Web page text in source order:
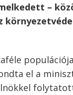
–
el a